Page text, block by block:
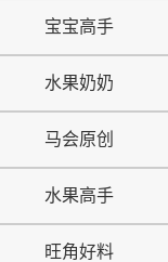
宝宝高手
水果奶奶
马会原创
水果高手
旺角好料